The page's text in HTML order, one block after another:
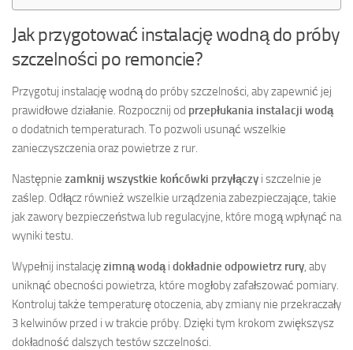
Jak przygotować instalację wodną do próby
szczelności po remoncie?
Przygotuj instalację wodną do próby szczelności, aby zapewnić jej
prawidłowe działanie. Rozpocznij od przepłukania instalacji wodą
o dodatnich temperaturach. To pozwoli usunąć wszelkie
zanieczyszczenia oraz powietrze z rur.
Następnie zamknij wszystkie końcówki przyłączy i szczelnie je
zaślep. Odłącz również wszelkie urządzenia zabezpieczające, takie
jak zawory bezpieczeństwa lub regulacyjne, które mogą wpłynąć na
wyniki testu.
Wypełnij instalacjęzimną wodą i dokładnie odpowietrz rury , aby
uniknąć obecności powietrza, które mogłoby zafałszować pomiary.
Kontroluj także temperaturę otoczenia, aby zmiany nie przekraczały
3 kelwinów przed i w trakcie próby. Dzięki tym krokom zwiększysz
dokładność dalszych testów szczelności.